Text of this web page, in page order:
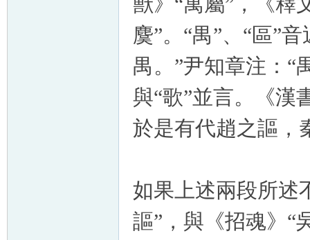
麌”。“禺”、“區”
禺。”尹知章注：“
與“歌”並言。《漢
於是有代趙之謳，
如果上述兩段所述
謳”，與《招魂》“